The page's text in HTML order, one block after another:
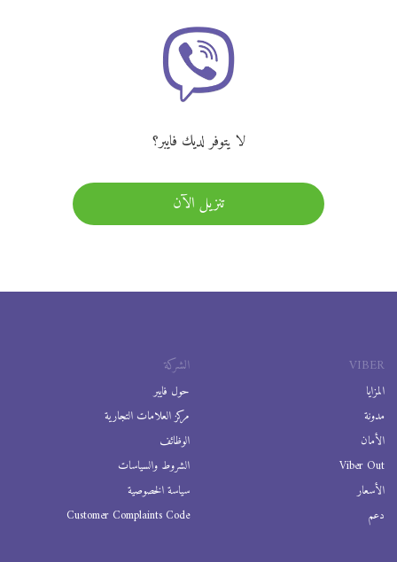
لا يتوفر لديك فايبر؟
تنزيل الآن
VIBER
المزايا
مدونة
الأمان
Viber Out
الأسعار
دعم
الشركة
حول فايبر
مركز العلامات التجارية
الوظائف
الشروط والسياسات
سياسة الخصوصية
Customer Complaints Code